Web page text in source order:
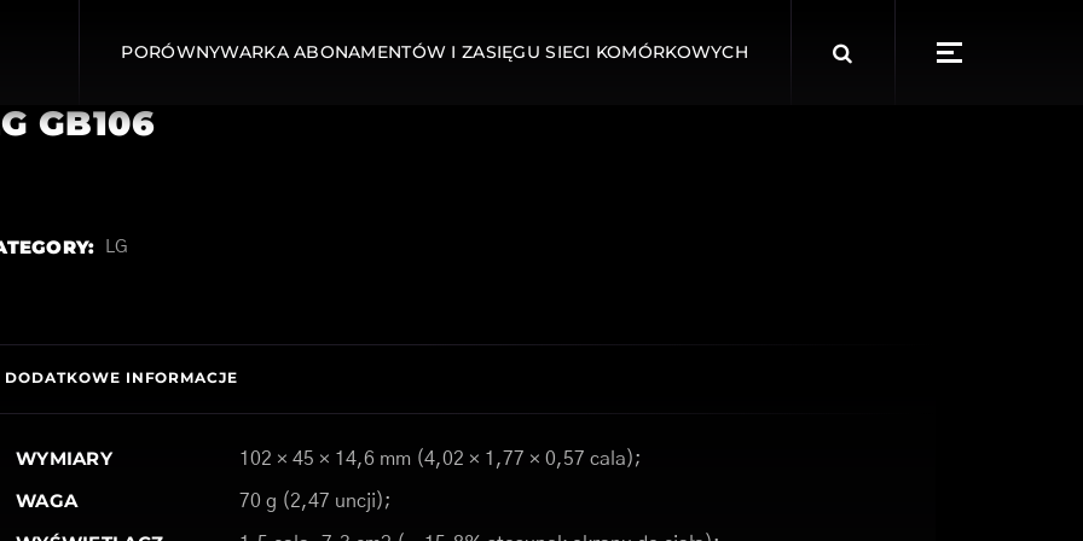
PORÓWNYWARKA ABONAMENTÓW I ZASIĘGU SIECI KOMÓRKOWYCH
for:
GB106
LG
DODATKOWE INFORMACJE
WYMIARY 102 × 45 × 14,6 mm (4,02 × 1,77 × 0,57 cala);
WAGA 70 g (2,47 uncji);